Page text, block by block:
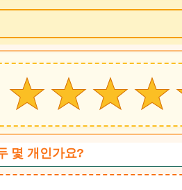
몇 개인가요?